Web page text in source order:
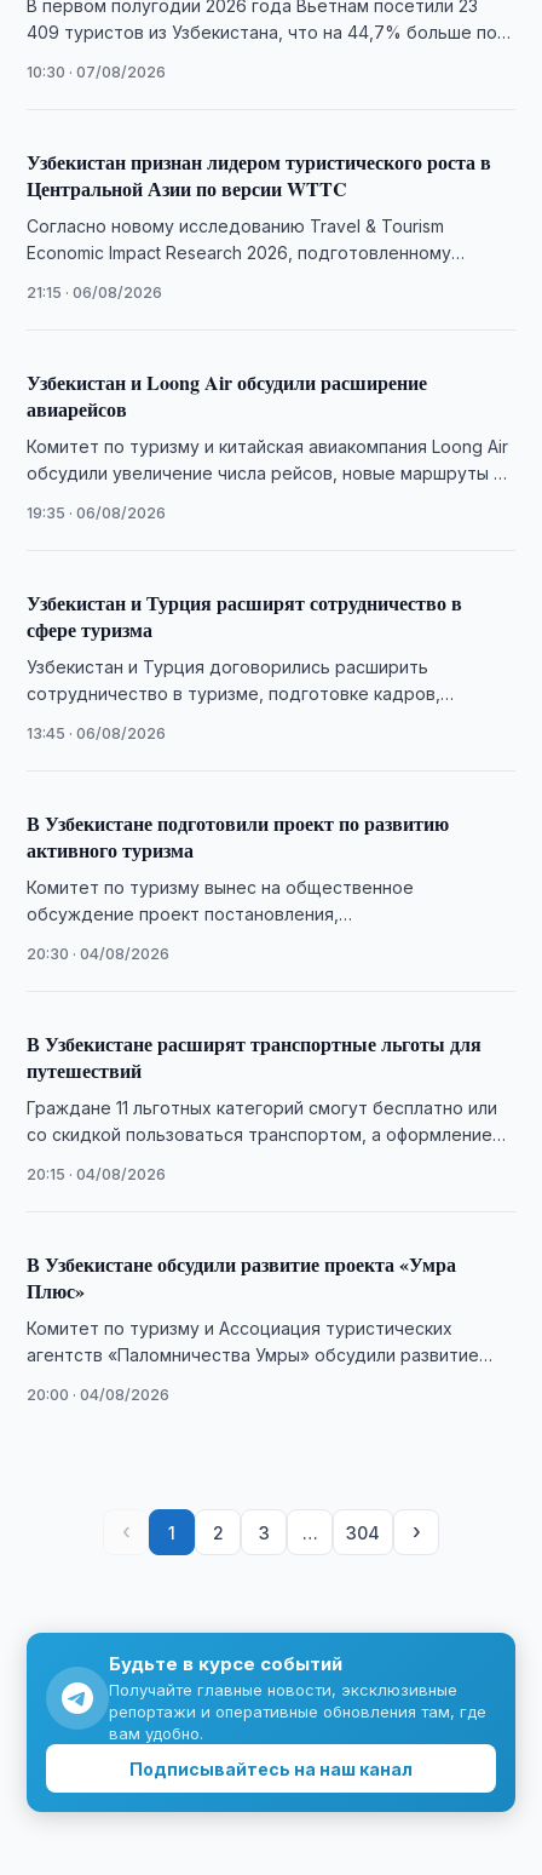
В первом полугодии 2026 года Вьетнам посетили 23
409 туристов из Узбекистана, что на 44,7% больше по
10:30 · 07/08/2026
Узбекистан признан лидером туристического роста в
Центральной Азии по версии WTTC
Согласно новому исследованию Travel & Tourism
Economic Impact Research 2026, подготовленному
Travel & …
21:15 · 06/08/2026
Узбекистан и Loong Air обсудили расширение
авиарейсов
Комитет по туризму и китайская авиакомпания Loong Air
обсудили увеличение числа рейсов, новые маршруты и
19:35 · 06/08/2026
Узбекистан и Турция расширят сотрудничество в
сфере туризма
Узбекистан и Турция договорились расширить
сотрудничество в туризме, подготовке кадров,
туристических инициатив.
13:45 · 06/08/2026
В Узбекистане подготовили проект по развитию
активного туризма
Комитет по туризму вынес на общественное
обсуждение проект постановления,
малой авиации и туристической инфраструктуры.
20:30 · 04/08/2026
В Узбекистане расширят транспортные льготы для
путешествий
Граждане 11 льготных категорий смогут бесплатно или
со скидкой пользоваться транспортом, а оформление
20:15 · 04/08/2026
В Узбекистане обсудили развитие проекта «Умра
Плюс»
Комитет по туризму и Ассоциация туристических
агентств «Паломничества Умры» обсудили развитие
20:00 · 04/08/2026
‹ 1 2 3 … 304 ›
Будьте в курсе событий
Получайте главные новости, эксклюзивные
репортажи и оперативные обновления там, где
вам удобно.
Подписывайтесь на наш канал